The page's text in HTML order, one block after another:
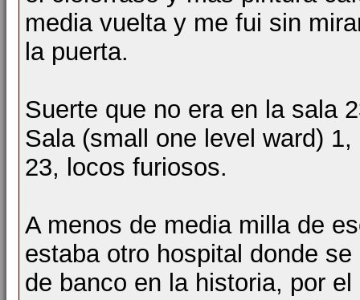
media vuelta y me fui sin
la puerta.
Suerte que no era en la sala
Sala (small one level ward)
23, locos furiosos.
A menos de media milla de
estaba otro hospital donde
de banco en la historia, por